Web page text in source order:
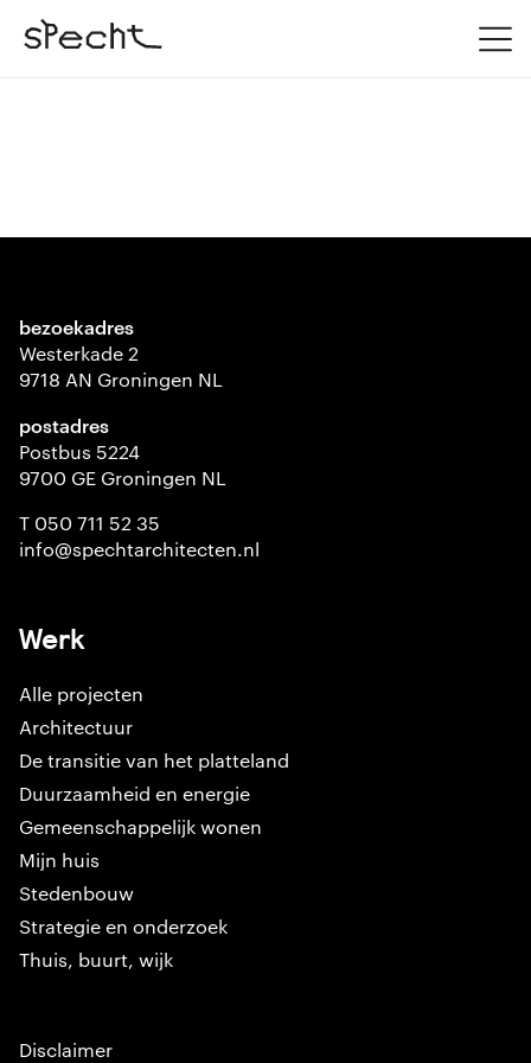
bezoekadres
Westerkade 2
9718 AN Groningen NL
postadres
Postbus 5224
9700 GE Groningen NL
T 050 711 52 35
info@spechtarchitecten.nl
Werk
Alle projecten
Architectuur
De transitie van het platteland
Duurzaamheid en energie
Gemeenschappelijk wonen
Mijn huis
Stedenbouw
Strategie en onderzoek
Thuis, buurt, wijk
Disclaimer